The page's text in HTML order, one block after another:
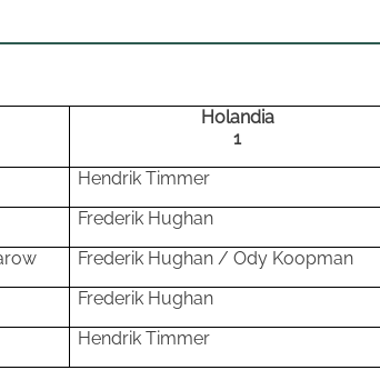
Holandia
1
Hendrik Timmer
Frederik Hughan
Frederik Hughan / Ody Koopman
Frederik Hughan
Hendrik Timmer